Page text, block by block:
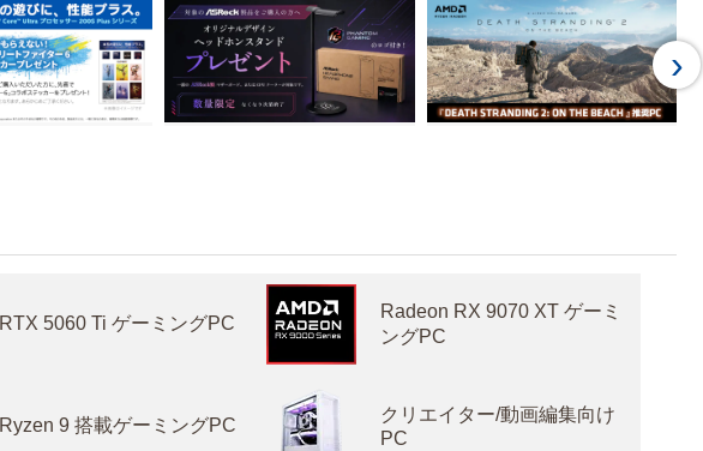
›
RTX 5060 Ti ゲーミングPC
Radeon RX 9070 XT ゲーミ
ングPC
Ryzen 9 搭載ゲーミングPC
クリエイター/動画編集向け
PC